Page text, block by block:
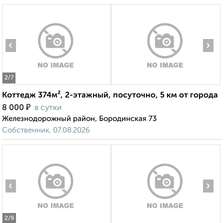
2/7
‹ ›
Коттедж 374м², 2-этажный, посуточно, 5 км от города
8 000 ₽ в сутки
Железнодорожный район, Бородинская 73
Собственник, 07.08.2026
2/9
‹ ›